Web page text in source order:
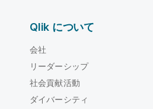
Qlik について
会社
リーダーシップ
社会貢献活動
ダイバーシティ